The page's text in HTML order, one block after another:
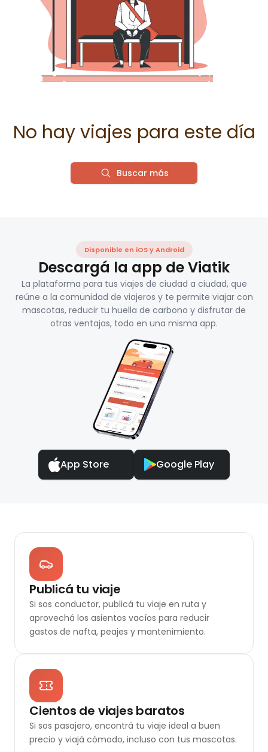
No hay viajes para este día
Buscar más
Disponible en iOS y Android
Descargá la app de Viatik
La plataforma para tus viajes de ciudad a ciudad, que
reúne a la comunidad de viajeros y te permite viajar con
mascotas, reducir tu huella de carbono y disfrutar de
otras ventajas, todo en una misma app.
App Store Google Play
Publicá tu viaje
Si sos conductor, publicá tu viaje en ruta y
aprovechá los asientos vacíos para reducir
gastos de nafta, peajes y mantenimiento.
Cientos de viajes baratos
Si sos pasajero, encontrá tu viaje ideal a buen
precio y viajá cómodo, incluso con tus mascotas.